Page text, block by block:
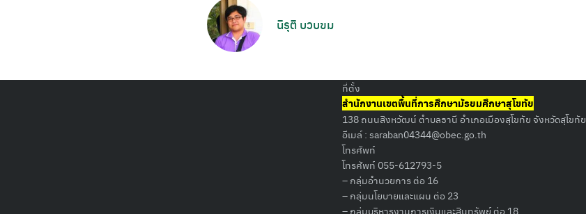
นิรุติ บวบขม
ที่ตั้ง
สำนักงานเขตพื้นที่การศึกษามัธยมศึกษาสุโขทัย
138 ถนนสิงหวัฒน์ ตำบลธานี อำเภอเมืองสุโขทัย จังหวัดสุโขทัย
อีเมล์ : saraban04344@obec.go.th
โทรศัพท์
โทรศัพท์ 055-612793-5
– กลุ่มอำนวยการ ต่อ 16
– กลุ่มนโยบายและแผน ต่อ 23
– กลุ่มบริหารงานการเงินและสินทรัพย์ ต่อ 18